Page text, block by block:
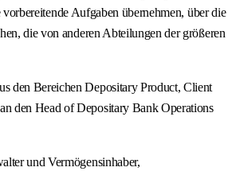
Aufgaben übernehmen, über die
die von anderen Abteilungen der größeren
den Bereichen Depositary Product, Client
den Head of Depositary Bank Operations
und Vermögensinhaber,